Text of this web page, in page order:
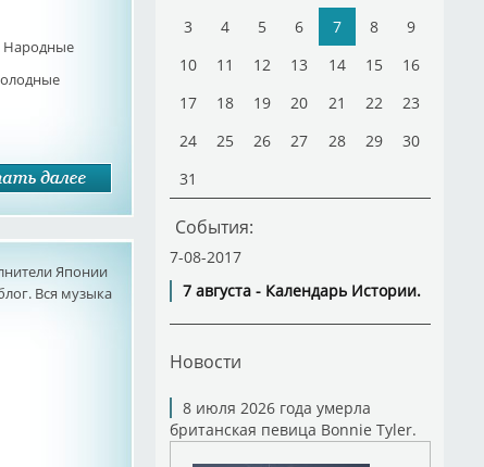
Японии
Вся музыка
3
4 5 6 7 8
9
10
11 12 13 14 15
16
17
18 19 20 21 22
23
24
25 26 27 28 29
30
31
События:
7-08-2017
7 августа - Календарь Истории.
Новости
8 июля 2026 года умерла
британская певица Bonnie Tyler.